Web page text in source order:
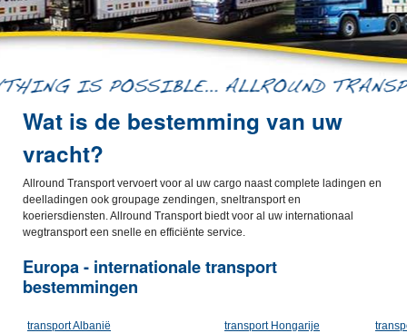
Wat is de bestemming van uw
vracht?
Allround Transport vervoert voor al uw cargo naast complete ladingen en
deelladingen ook groupage zendingen, sneltransport en
koeriersdiensten. Allround Transport biedt voor al uw internationaal
wegtransport een snelle en efficiënte service.
Europa - internationale transport
bestemmingen
transport Albanië transport Hongarije